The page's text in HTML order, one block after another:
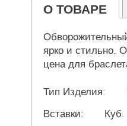
О ТОВАРЕ
ярко и стильно.
цена для
Тип Изделия:
Вставки: